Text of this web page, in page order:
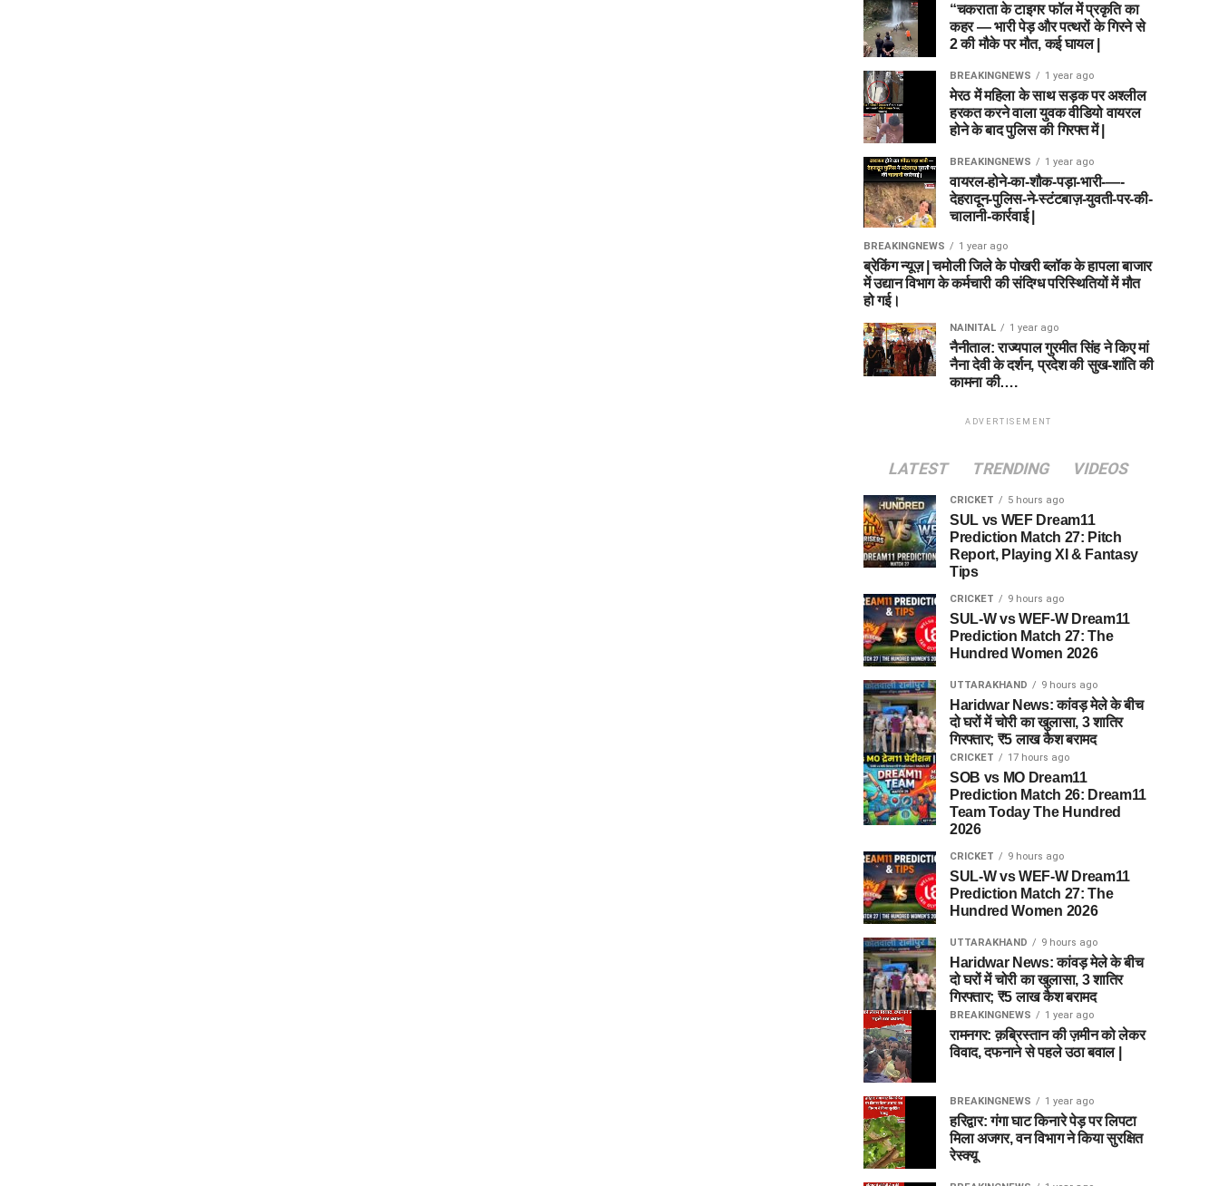
“चकराता के टाइगर फॉल में प्रकृति का
कहर — भारी पेड़ और पत्थरों के गिरने से
2 की मौके पर मौत, कई घायल |
BREAKINGNEWS 1 year ago
मेरठ में महिला के साथ सड़क पर अश्लील
हरकत करने वाला युवक वीडियो वायरल
होने के बाद पुलिस की गिरफ्त में |
BREAKINGNEWS 1 year ago
वायरल-होने-का-शौक-पड़ा-भारी-—-
देहरादून-पुलिस-ने-स्टंटबाज़-युवती-पर-की-
चालानी-कार्रवाई |
BREAKINGNEWS 1 year ago
ब्रेकिंग न्यूज़ | चमोली जिले के पोखरी ब्लॉक के हापला बाजार
में उद्यान विभाग के कर्मचारी की संदिग्ध परिस्थितियों में मौत
हो गई।
NAINITAL 1 year ago
नैनीताल: राज्यपाल गुरमीत सिंह ने किए मां
नैना देवी के दर्शन, प्रदेश की सुख-शांति की
कामना की….
ADVERTISEMENT
LATEST TRENDING VIDEOS
CRICKET 5 hours ago
SUL vs WEF Dream11
Prediction Match 27: Pitch
Report, Playing XI & Fantasy
Tips
CRICKET 9 hours ago
SUL-W vs WEF-W Dream11
Prediction Match 27: The
Hundred Women 2026
UTTARAKHAND 9 hours ago
Haridwar News: कांवड़ मेले के बीच
दो घरों में चोरी का खुलासा, 3 शातिर
गिरफ्तार; ₹5 लाख कैश बरामद
CRICKET 17 hours ago
SOB vs MO Dream11
Prediction Match 26: Dream11
Team Today The Hundred
2026
CRICKET 9 hours ago
SUL-W vs WEF-W Dream11
Prediction Match 27: The
Hundred Women 2026
UTTARAKHAND 9 hours ago
Haridwar News: कांवड़ मेले के बीच
दो घरों में चोरी का खुलासा, 3 शातिर
गिरफ्तार; ₹5 लाख कैश बरामद
BREAKINGNEWS 1 year ago
रामनगर: क़ब्रिस्तान की ज़मीन को लेकर
विवाद, दफनाने से पहले उठा बवाल |
BREAKINGNEWS 1 year ago
हरिद्वार: गंगा घाट किनारे पेड़ पर लिपटा
मिला अजगर, वन विभाग ने किया सुरक्षित
रेस्क्यू